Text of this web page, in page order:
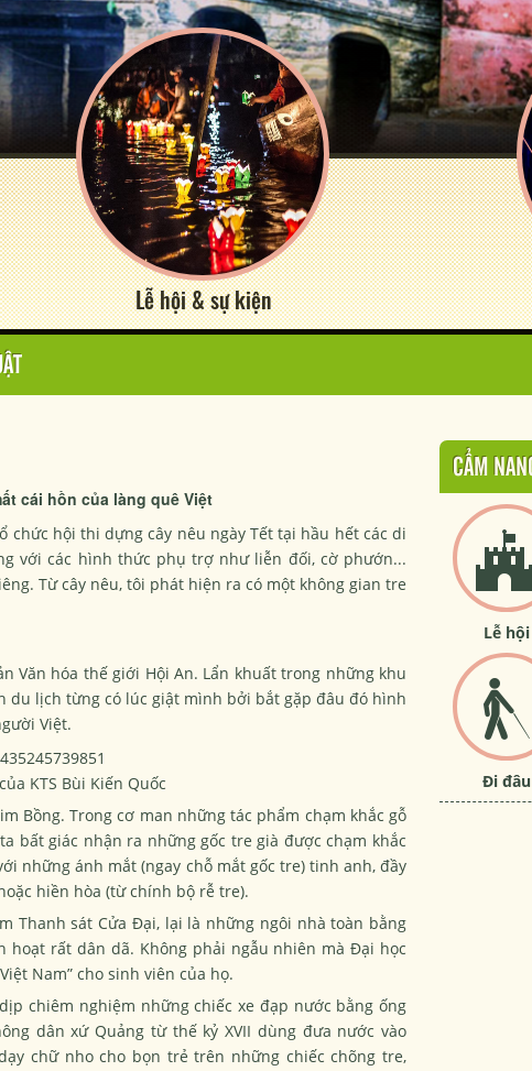
Lễ hội & sự kiện
cái hồn của làng quê Việt
chức hội thi dựng cây nêu ngày Tết tại hầu hết các di
với các hình thức phụ trợ như liễn đối, cờ phướn...
Từ cây nêu, tôi phát hiện ra có một không gian tre
Văn hóa thế giới Hội An. Lẩn khuất trong những khu
du lịch từng có lúc giật mình bởi bắt gặp đâu đó hình
Việt.
KTS Bùi Kiến Quốc
Bồng. Trong cơ man những tác phẩm chạm khắc gỗ
bất giác nhận ra những gốc tre già được chạm khắc
những ánh mắt (ngay chỗ mắt gốc tre) tinh anh, đầy
hiền hòa (từ chính bộ rễ tre).
Thanh sát Cửa Đại, lại là những ngôi nhà toàn bằng
hoạt rất dân dã. Không phải ngẫu nhiên mà Đại học
Nam” cho sinh viên của họ.
chiêm nghiệm những chiếc xe đạp nước bằng ống
dân xứ Quảng từ thế kỷ XVII dùng đưa nước vào
chữ nho cho bọn trẻ trên những chiếc chõng tre,
CẨM
Lễ hội
Đi đâu